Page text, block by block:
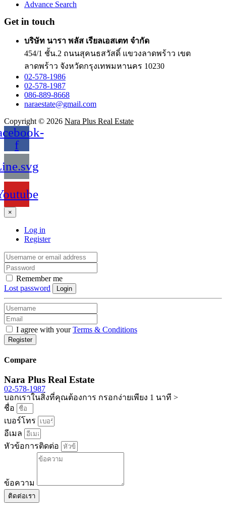
Advance Search
Get in touch
บริษัท นารา พลัส เรียลเอสเตท จำกัด
454/1 ชั้น.2 ถนนสุคนธสวัสดิ์ แขวงลาดพร้าว เขต
ลาดพร้าว จังหวัดกรุงเทพมหานคร 10230
02-578-1986
02-578-1987
086-889-8668
naraestate@gmail.com
Copyright © 2026 Nara Plus Real Estate
f
×
Log in
Register
Remember me
Lost password
Login
I agree with yourTerms & Conditions
Register
Compare
Nara Plus Real Estate
02-578-1987
บอกเราในสิ่งที่คุณต้องการ กรอกง่ายเพียง 1 นาที >
ชื่อ
เบอร์โทร
อีเมล
หัวข้อการติดต่อ
ข้อความ
ติดต่อเรา